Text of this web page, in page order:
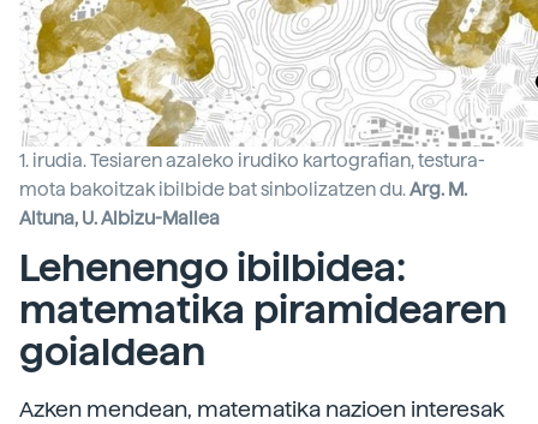
1. irudia. Tesiaren azaleko irudiko kartografian, testura-
mota bakoitzak ibilbide bat sinbolizatzen du.Arg. M.
Altuna, U. Albizu-Mallea
Lehenengo ibilbidea:
matematika piramidearen
goialdean
Azken mendean, matematika nazioen interesak